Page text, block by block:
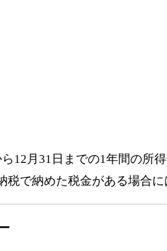
12月31日までの1年間の所
で納めた税金がある場合